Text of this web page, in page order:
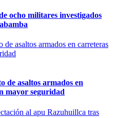
ocho militares investigados
de asaltos armados en
mayor seguridad